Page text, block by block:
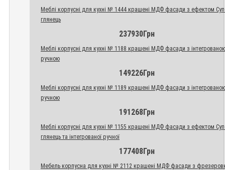
Меблі корпусні для кухні № 1444 крашені МДФ фасади з ефектом
глянець
237930Грн
Меблі корпусні для кухні № 1188 крашені МДФ фасади з
ручною
149226Грн
Меблі корпусні для кухні № 1189 крашені МДФ фасади з
ручною
191268Грн
Меблі корпусні для кухні № 1155 крашені МДФ фасади з ефектом
глянець та інтегрованої ручної
177408Грн
Мебель корпусна для кухні № 2112 крашені МДФ фасади з